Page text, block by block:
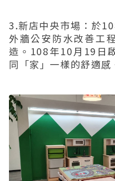
3.新店中央市場：於
外牆公安防水改善工
造。108年10月19日
同「家」一樣的舒適感